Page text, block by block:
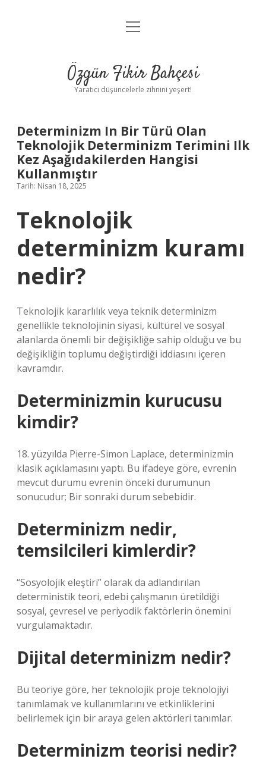
Anasayfa
Yasal Uyarı
menüyü
Özgün Fikir Bahçesi
Yaratıcı düşüncelerle zihnini yeşert!
Determinizm In Bir Türü Olan
Teknolojik Determinizm Terimini Ilk
Kez Aşağıdakilerden Hangisi
Kullanmıştır
Tarih: Nisan 18, 2025
Teknolojik
determinizm kuramı
nedir?
Teknolojik kararlılık veya teknik determinizm
genellikle teknolojinin siyasi, kültürel ve sosyal
alanlarda önemli bir değişikliğe sahip olduğu ve bu
değişikliğin toplumu değiştirdiği iddiasını içeren
kavramdır.
Determinizmin kurucusu
kimdir?
18. yüzyılda Pierre-Simon Laplace, determinizmin
klasik açıklamasını yaptı. Bu ifadeye göre, evrenin
mevcut durumu evrenin önceki durumunun
sonucudur; Bir sonraki durum sebebidir.
Determinizm nedir,
temsilcileri kimlerdir?
“Sosyolojik eleştiri” olarak da adlandırılan
deterministik teori, edebi çalışmanın üretildiği
sosyal, çevresel ve periyodik faktörlerin önemini
vurgulamaktadır.
Dijital determinizm nedir?
Bu teoriye göre, her teknolojik proje teknolojiyi
tanımlamak ve kullanımlarını ve etkinliklerini
belirlemek için bir araya gelen aktörleri tanımlar.
Determinizm teorisi nedir?